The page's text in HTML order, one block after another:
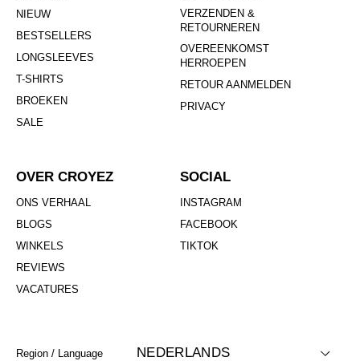
NIEUW
BESTSELLERS
LONGSLEEVES
T-SHIRTS
BROEKEN
SALE
VERZENDEN &
RETOURNEREN
OVEREENKOMST
HERROEPEN
RETOUR AANMELDEN
PRIVACY
OVER CROYEZ
ONS VERHAAL
BLOGS
WINKELS
REVIEWS
VACATURES
SOCIAL
INSTAGRAM
FACEBOOK
TIKTOK
Region / Language NEDERLANDS